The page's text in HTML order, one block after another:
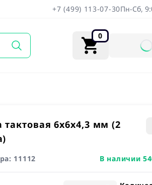
+7 (499) 113-07-30Пн-Сб,
0
тактовая 6х6х4,3 мм (2
11112 В наличии